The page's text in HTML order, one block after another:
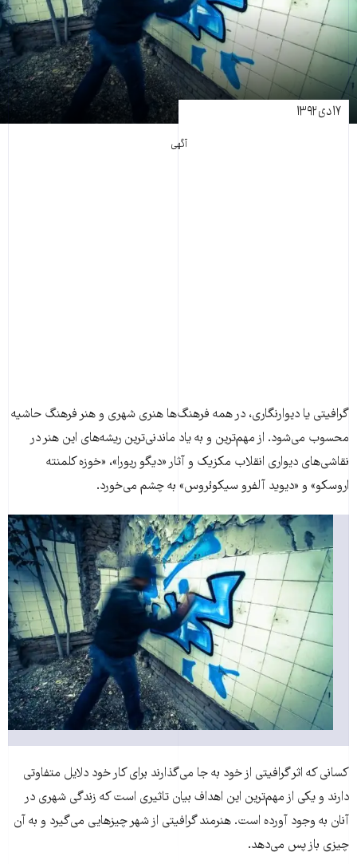
۱۷ دی ۱۳۹۲
آگهی
گرافیتی یا دیوارنگاری، در همه فرهنگ‌ها هنری شهری و هنر فرهنگ حاشیه‌
محسوب می‌شود. از مهم‌ترین و به یاد ماندنی‌ترین ریشه‌های این هنر در
نقاشی‌های دیواری انقلاب مکزیک و آثار «دیگو ریورا»، «خوزه کلمنته
اروسکو» و «دیوید آلفرو سیکوئروس» به چشم می‌خورد.
کسانی که اثر گرافیتی از خود به جا می‌گذارند برای کار خود دلایل متفاوتی
دارند و یکی از مهم‌ترین این اهداف بیان تاثیری است که زندگی شهری در
آنان به وجود آورده است. هنرمند گرافیتی از شهر چیز‌هایی می‌گیرد و به آن
چیزی باز پس می‌دهد.